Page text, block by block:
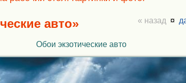
авто» « назад ¤
Обои экзотические авто